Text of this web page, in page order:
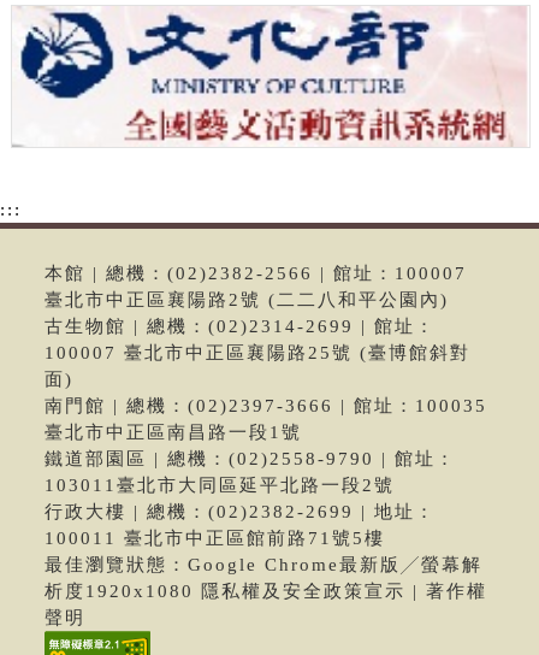
:::
本館 | 總機：(02)2382-2566 | 館址：100007
臺北市中正區襄陽路2號 (二二八和平公園內)
古生物館 | 總機：(02)2314-2699 | 館址：
100007 臺北市中正區襄陽路25號 (臺博館斜對
面)
南門館 | 總機：(02)2397-3666 | 館址：100035
臺北市中正區南昌路一段1號
鐵道部園區 | 總機：(02)2558-9790 | 館址：
103011臺北市大同區延平北路一段2號
行政大樓 | 總機：(02)2382-2699 | 地址：
100011 臺北市中正區館前路71號5樓
最佳瀏覽狀態：Google Chrome最新版╱螢幕解
析度1920x1080 隱私權及安全政策宣示 | 著作權
聲明